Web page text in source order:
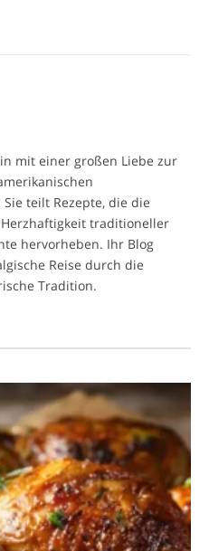
mit einer großen Liebe zur
teilt Rezepte, die die
traditioneller
hervorheben. Ihr Blog
Reise durch die
Tradition.